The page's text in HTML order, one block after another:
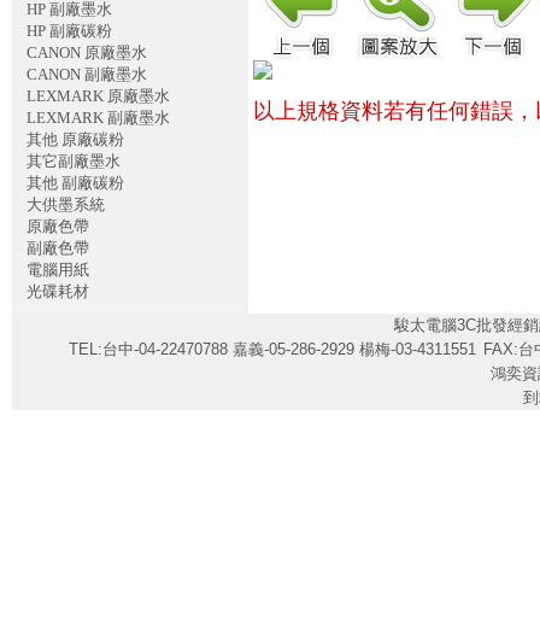
HP 副廠墨水
HP 副廠碳粉
CANON 原廠墨水
CANON 副廠墨水
LEXMARK 原廠墨水
LEXMARK 副廠墨水
其他 原廠碳粉
其它副廠墨水
其他 副廠碳粉
大供墨系統
原廠色帶
副廠色帶
電腦用紙
光碟耗材
以上規格資料若有任何錯誤
駿太電腦3C批發經
TEL:台中-04-22470788 嘉義-05-286-2929 楊梅-03-4311551 FAX:台
鴻奕